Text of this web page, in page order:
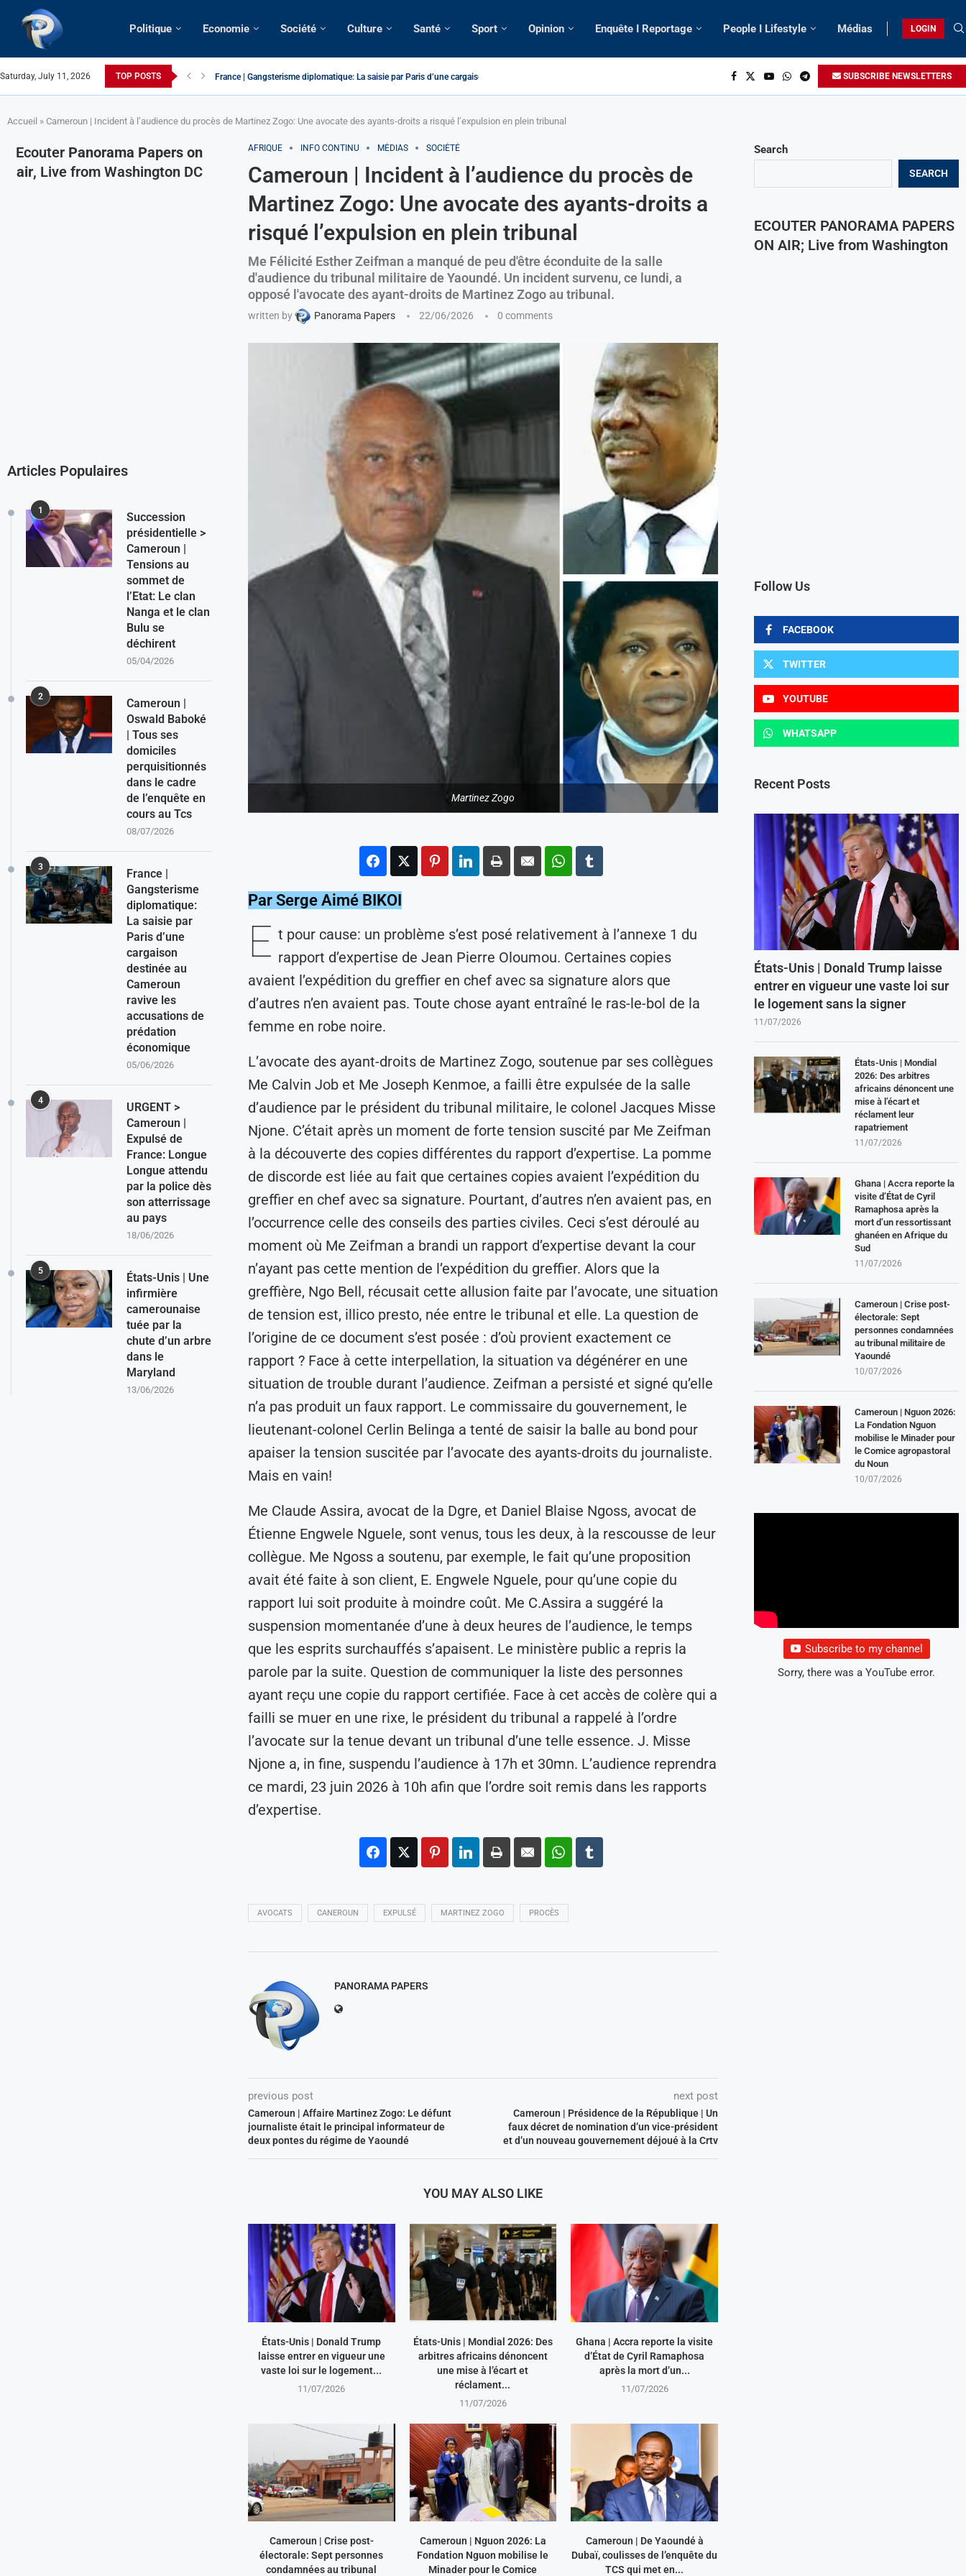
Politique Economie Société Culture Santé Sport Opinion Enquête I Reportage People I Lifestyle Médias LOGIN
Saturday, July 11, 2026 TOP POSTS France | Gangsterisme diplomatique: La saisie par Paris d’une cargaison destinée... SUBSCRIBE NEWSLETTERS
Accueil » Cameroun | Incident à l’audience du procès de Martinez Zogo: Une avocate des ayants-droits a risqué l’expulsion en plein tribunal
AFRIQUE INFO CONTINU MÉDIAS SOCIÉTÉ
Cameroun | Incident à l’audience du procès de
Martinez Zogo: Une avocate des ayants-droits a
risqué l’expulsion en plein tribunal
Me Félicité Esther Zeifman a manqué de peu d'être éconduite de la salle
d'audience du tribunal militaire de Yaoundé. Un incident survenu, ce lundi, a
opposé l'avocate des ayant-droits de Martinez Zogo au tribunal.
written by Panorama Papers 22/06/2026 0 comments
Martinez Zogo
Par Serge Aimé BIKOI
E t pour cause: un problème s’est posé relativement à l’annexe 1 du
rapport d’expertise de Jean Pierre Oloumou. Certaines copies
avaient l’expédition du greffier en chef avec sa signature alors que
d’autres n’en avaient pas. Toute chose ayant entraîné le ras-le-bol de la
femme en robe noire.
L’avocate des ayant-droits de Martinez Zogo, soutenue par ses collègues
Me Calvin Job et Me Joseph Kenmoe, a failli être expulsée de la salle
d’audience par le président du tribunal militaire, le colonel Jacques Misse
Njone. C’était après un moment de forte tension suscité par Me Zeifman
à la découverte des copies différentes du rapport d’expertise. La pomme
de discorde est liée au fait que certaines copies avaient l’expédition du
greffier en chef avec sa signature. Pourtant, d’autres n’en avaient pas, en
l’occurrence celle des conseils des parties civiles. Ceci s’est déroulé au
moment où Me Zeifman a brandi un rapport d’expertise devant la cour
n’ayant pas cette mention de l’expédition du greffier. Alors que la
greffière, Ngo Bell, récusait cette allusion faite par l’avocate, une situation
de tension est, illico presto, née entre le tribunal et elle. La question de
l’origine de ce document s’est posée : d’où provient exactement ce
rapport ? Face à cette interpellation, la situation va dégénérer en une
situation de trouble durant l’audience. Zeifman a persisté et signé qu’elle
n’a pas produit un faux rapport. Le commissaire du gouvernement, le
lieutenant-colonel Cerlin Belinga a tenté de saisir la balle au bond pour
apaiser la tension suscitée par l’avocate des ayants-droits du journaliste.
Mais en vain!
Me Claude Assira, avocat de la Dgre, et Daniel Blaise Ngoss, avocat de
Étienne Engwele Nguele, sont venus, tous les deux, à la rescousse de leur
collègue. Me Ngoss a soutenu, par exemple, le fait qu’une proposition
avait été faite à son client, E. Engwele Nguele, pour qu’une copie du
rapport lui soit produite à moindre coût. Me C.Assira a suggéré la
suspension momentanée d’une à deux heures de l’audience, le temps
que les esprits surchauffés s’apaisent. Le ministère public a repris la
parole par la suite. Question de communiquer la liste des personnes
ayant reçu une copie du rapport certifiée. Face à cet accès de colère qui a
failli se muer en une rixe, le président du tribunal a rappelé à l’ordre
l’avocate sur la tenue devant un tribunal d’une telle essence. J. Misse
Njone a, in fine, suspendu l’audience à 17h et 30mn. L’audience reprendra
ce mardi, 23 juin 2026 à 10h afin que l’ordre soit remis dans les rapports
d’expertise.
AVOCATS CANEROUN EXPULSÉ MARTINEZ ZOGO PROCÈS
PANORAMA PAPERS
previous post
Cameroun | Affaire Martinez Zogo: Le défunt
journaliste était le principal informateur de
deux pontes du régime de Yaoundé
next post
Cameroun | Présidence de la République | Un
faux décret de nomination d’un vice-président
et d’un nouveau gouvernement déjoué à la Crtv
YOU MAY ALSO LIKE
États-Unis | Donald Trump
laisse entrer en vigueur une
vaste loi sur le logement...
11/07/2026
États-Unis | Mondial 2026: Des
arbitres africains dénoncent
une mise à l’écart et
réclament...
11/07/2026
Ghana | Accra reporte la visite
d’État de Cyril Ramaphosa
après la mort d’un...
11/07/2026
Cameroun | Crise post-
électorale: Sept personnes
condamnées au tribunal
Cameroun | Nguon 2026: La
Fondation Nguon mobilise le
Minader pour le Comice
Cameroun | De Yaoundé à
Dubaï, coulisses de l’enquête du
TCS qui met en...
Search
SEARCH
ECOUTER PANORAMA PAPERS
ON AIR; Live from Washington
Follow Us
FACEBOOK
TWITTER
YOUTUBE
WHATSAPP
Recent Posts
États-Unis | Donald Trump laisse
entrer en vigueur une vaste loi sur
le logement sans la signer
11/07/2026
États-Unis | Mondial
2026: Des arbitres
africains dénoncent une
mise à l’écart et
réclament leur
rapatriement
11/07/2026
Ghana | Accra reporte la
visite d’État de Cyril
Ramaphosa après la
mort d’un ressortissant
ghanéen en Afrique du
Sud
11/07/2026
Cameroun | Crise post-
électorale: Sept
personnes condamnées
au tribunal militaire de
Yaoundé
10/07/2026
Cameroun | Nguon 2026:
La Fondation Nguon
mobilise le Minader pour
le Comice agropastoral
du Noun
10/07/2026
Subscribe to my channel
Sorry, there was a YouTube error.
Ecouter Panorama Papers on
air, Live from Washington DC
Articles Populaires
1
Succession
présidentielle >
Cameroun |
Tensions au
sommet de
l’Etat: Le clan
Nanga et le clan
Bulu se
déchirent
05/04/2026
2
Cameroun |
Oswald Baboké
| Tous ses
domiciles
perquisitionnés
dans le cadre
de l’enquête en
cours au Tcs
08/07/2026
3
France |
Gangsterisme
diplomatique:
La saisie par
Paris d’une
cargaison
destinée au
Cameroun
ravive les
accusations de
prédation
économique
05/06/2026
4
URGENT >
Cameroun |
Expulsé de
France: Longue
Longue attendu
par la police dès
son atterrissage
au pays
18/06/2026
5
États-Unis | Une
infirmière
camerounaise
tuée par la
chute d’un arbre
dans le
Maryland
13/06/2026